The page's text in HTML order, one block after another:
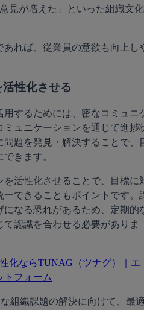
見が増えた」といった組織文化
あれば、従業員の意欲も向上し
性化させる
用するためには、密なコミュニ
ミュニケーションを通じて進捗
題を発見・解決することで、
きます。
を活性化させることで、目標に
できることもポイントです。
なる恐れがあるため、定期的
認識を合わせる必要がありま
化ならTUNAG（ツナグ）｜エ
トフォーム
組織課題の解決に向けて、最